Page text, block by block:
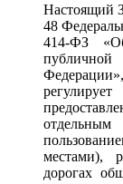
Настоящий
48
414-ФЗ
местами),
дорогах